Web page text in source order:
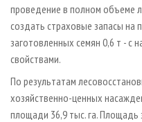
проведение в полном объеме
создать страховые запасы на
заготовленных семян 0,6 т - с
свойствами.
По результатам
хозяйственно-ценных
площади 36,9 тыс. га. Площадь